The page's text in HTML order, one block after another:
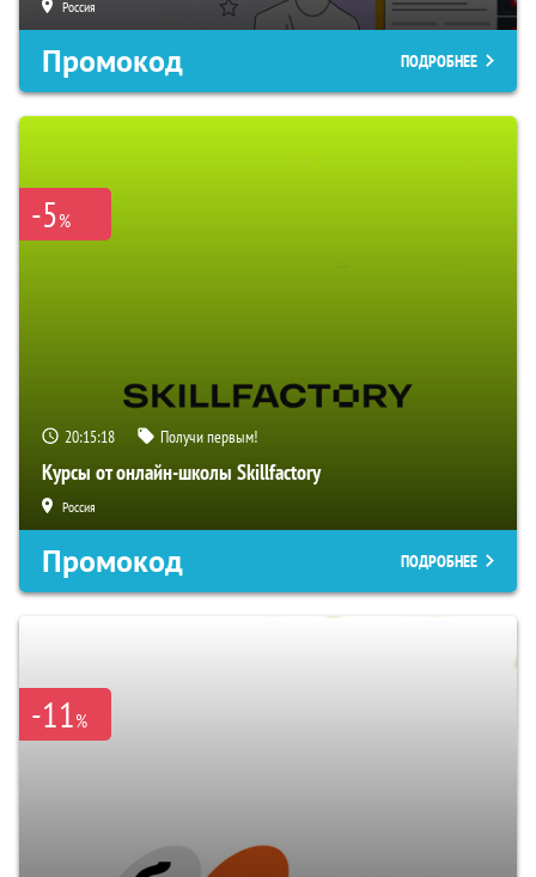
Россия
Промокод ПОДРОБНЕЕ
-5%
20:15:18 Получи первым!
Курсы от онлайн-школы Skillfactory
Россия
Промокод ПОДРОБНЕЕ
-11%